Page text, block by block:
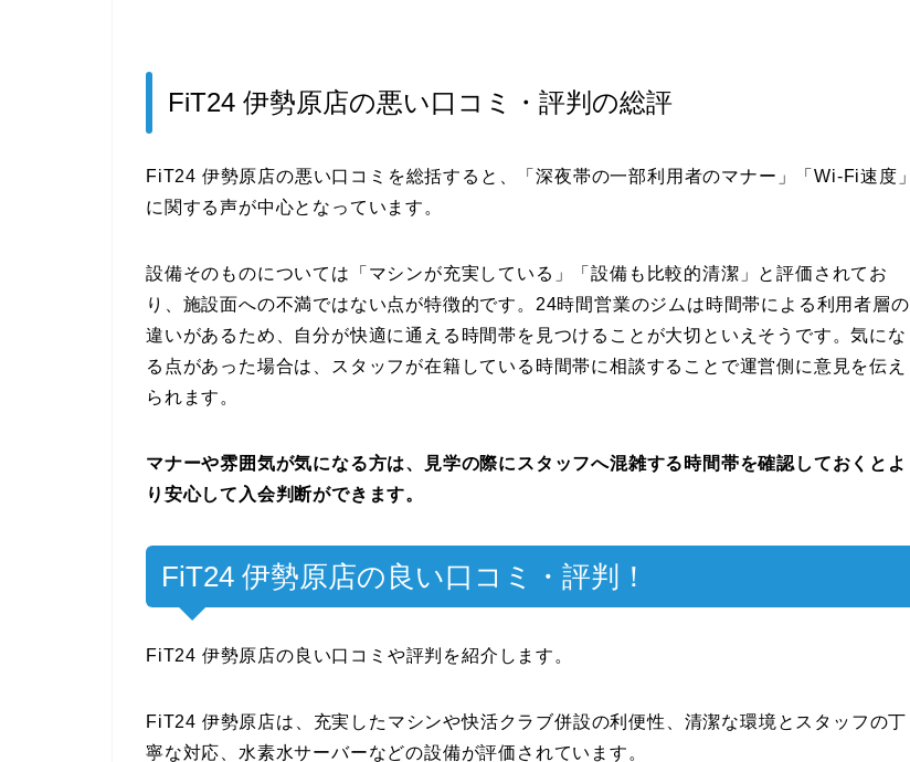
FiT24 伊勢原店の悪い口コミ・評判の総評
FiT24 伊勢原店の悪い口コミを総括すると、「深夜帯の一部利用者のマナー」「Wi-Fi速度」
に関する声が中心となっています。
設備そのものについては「マシンが充実している」「設備も比較的清潔」と評価されてお
り、施設面への不満ではない点が特徴的です。24時間営業のジムは時間帯による利用者層の
違いがあるため、自分が快適に通える時間帯を見つけることが大切といえそうです。気にな
る点があった場合は、スタッフが在籍している時間帯に相談することで運営側に意見を伝え
られます。
マナーや雰囲気が気になる方は、見学の際にスタッフへ混雑する時間帯を確認しておくとよ
り安心して入会判断ができます。
FiT24 伊勢原店の良い口コミ・評判！
FiT24 伊勢原店の良い口コミや評判を紹介します。
FiT24 伊勢原店は、充実したマシンや快活クラブ併設の利便性、清潔な環境とスタッフの丁
寧な対応、水素水サーバーなどの設備が評価されています。